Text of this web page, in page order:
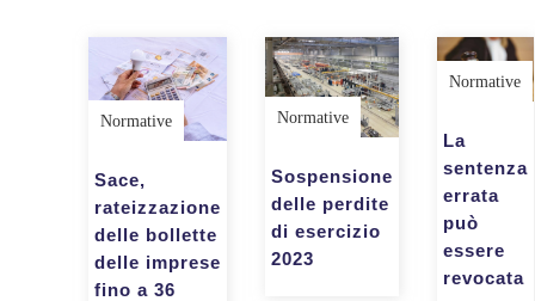
Normative
Sace,
rateizzazione
delle bollette
delle imprese
fino a 36
Normative
Sospensione
delle perdite
di esercizio
2023
Normative
La
sentenza
errata
può
essere
revocata